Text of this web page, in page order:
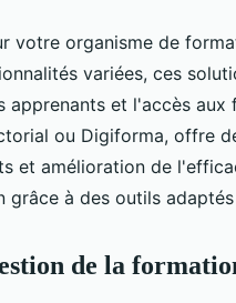
votre organisme de
variées, ces
apprenants et l'accès
ou Digiforma, offre
et amélioration de
grâce à des outils
de la